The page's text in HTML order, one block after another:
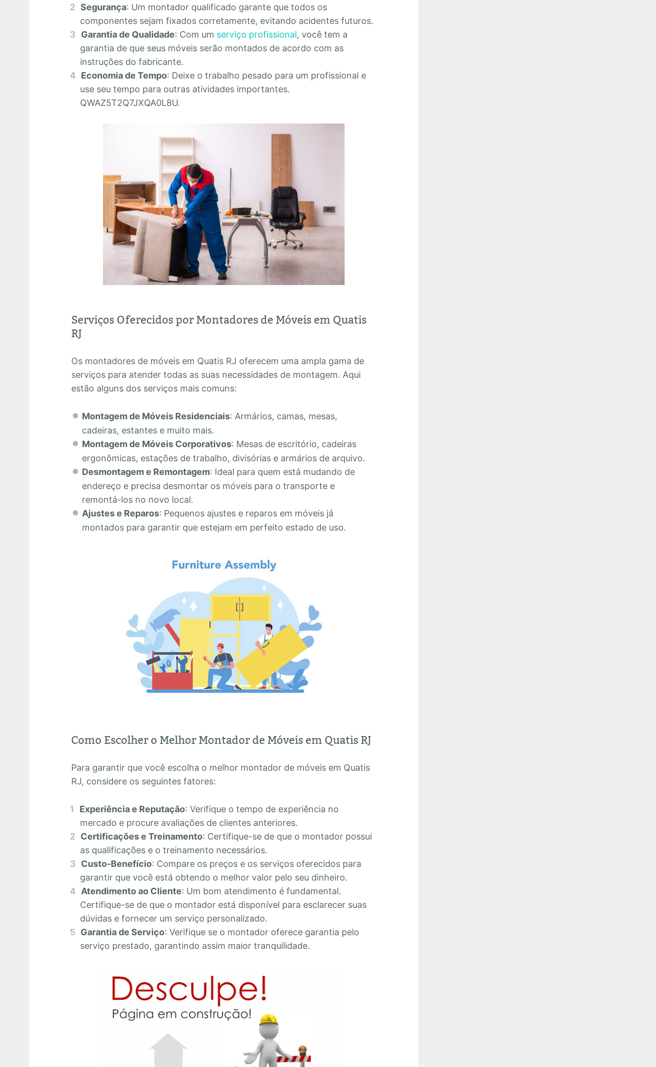
Segurança: Um montador qualificado garante que todos os
componentes sejam fixados corretamente, evitando acidentes futuros.
Garantia de Qualidade: Com um serviço profissional, você tem a
garantia de que seus móveis serão montados de acordo com as
instruções do fabricante.
Economia de Tempo: Deixe o trabalho pesado para um profissional e
use seu tempo para outras atividades importantes.
QWAZ5T2Q7JXQA0L8U.
Serviços Oferecidos por Montadores de Móveis em Quatis
RJ
Os montadores de móveis em Quatis RJ oferecem uma ampla gama de
serviços para atender todas as suas necessidades de montagem. Aqui
estão alguns dos serviços mais comuns:
Montagem de Móveis Residenciais: Armários, camas, mesas,
cadeiras, estantes e muito mais.
Montagem de Móveis Corporativos: Mesas de escritório, cadeiras
ergonômicas, estações de trabalho, divisórias e armários de arquivo.
Desmontagem e Remontagem: Ideal para quem está mudando de
endereço e precisa desmontar os móveis para o transporte e
remontá-los no novo local.
Ajustes e Reparos: Pequenos ajustes e reparos em móveis já
montados para garantir que estejam em perfeito estado de uso.
Como Escolher o Melhor Montador de Móveis em Quatis RJ
Para garantir que você escolha o melhor montador de móveis em Quatis
RJ, considere os seguintes fatores:
Experiência e Reputação: Verifique o tempo de experiência no
mercado e procure avaliações de clientes anteriores.
Certificações e Treinamento: Certifique-se de que o montador possui
as qualificações e o treinamento necessários.
Custo-Benefício: Compare os preços e os serviços oferecidos para
garantir que você está obtendo o melhor valor pelo seu dinheiro.
Atendimento ao Cliente: Um bom atendimento é fundamental.
Certifique-se de que o montador está disponível para esclarecer suas
dúvidas e fornecer um serviço personalizado.
Garantia de Serviço: Verifique se o montador oferece garantia pelo
serviço prestado, garantindo assim maior tranquilidade.